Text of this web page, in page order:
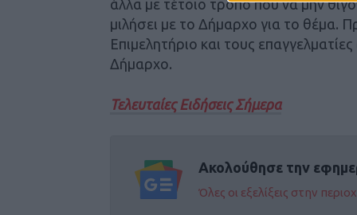
άλλα με τέτοιο τρόπο που να μην
μιλήσει με το Δήμαρχο για το θέμα.
Επιμελητήριο και τους
Δήμαρχο.
Τελευταίες Ειδήσεις Σήμερα
Ακολούθησε την
Όλες οι εξελίξεις στην